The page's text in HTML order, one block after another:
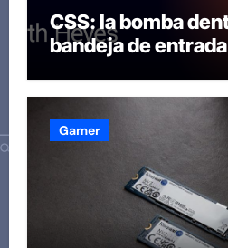
CSS: la bomba
bandeja de entrada
Gamer